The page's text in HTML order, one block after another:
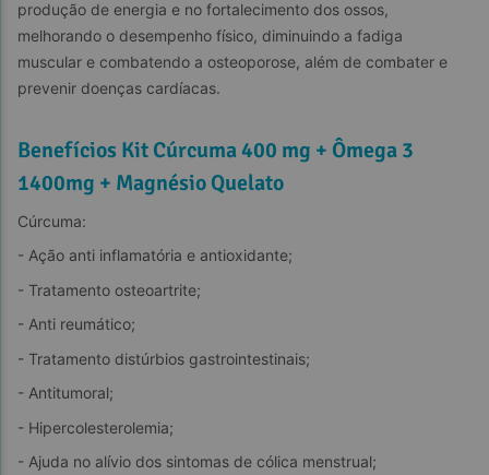
produção de energia e no fortalecimento dos ossos,
melhorando o desempenho físico, diminuindo a fadiga
muscular e combatendo a osteoporose, além de combater e
prevenir doenças cardíacas.
Benefícios Kit Cúrcuma 400 mg + Ômega 3
1400mg + Magnésio Quelato
Cúrcuma:
- Ação anti inflamatória e antioxidante;
- Tratamento osteoartrite;
- Anti reumático;
- Tratamento distúrbios gastrointestinais;
- Antitumoral;
- Hipercolesterolemia;
- Ajuda no alívio dos sintomas de cólica menstrual;